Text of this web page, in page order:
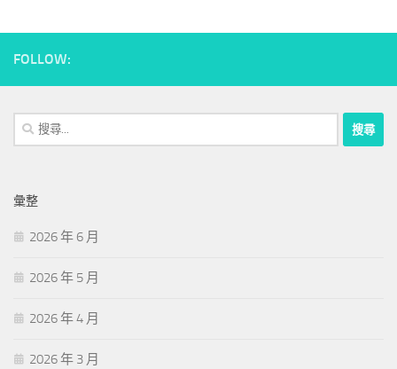
FOLLOW:
搜
尋
字:
彙整
2026 年 6 月
2026 年 5 月
2026 年 4 月
2026 年 3 月